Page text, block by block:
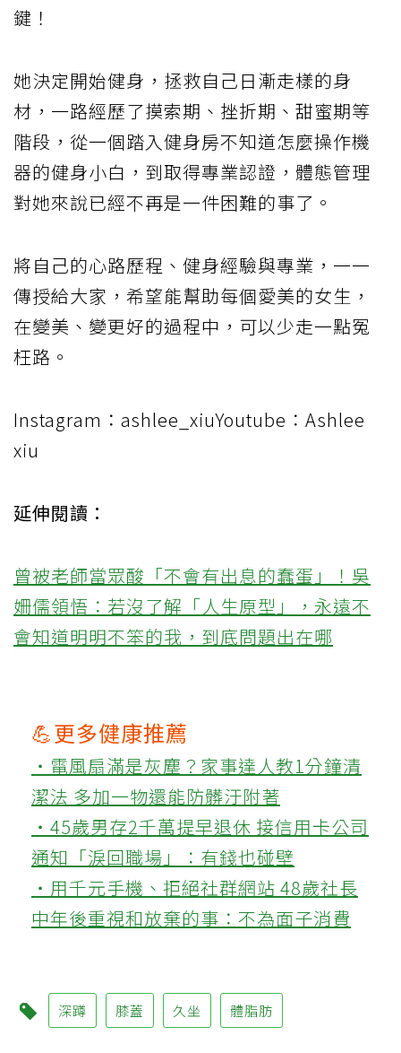
鍵！
她決定開始健身，拯救自己日漸走樣的身
材，一路經歷了摸索期、挫折期、甜蜜期等
階段，從一個踏入健身房不知道怎麼操作機
器的健身小白，到取得專業認證，體態管理
對她來說已經不再是一件困難的事了。
將自己的心路歷程、健身經驗與專業，一一
傳授給大家，希望能幫助每個愛美的女生，
在變美、變更好的過程中，可以少走一點冤
枉路。
Instagram：ashlee_xiuYoutube：Ashlee
xiu
延伸閱讀：
曾被老師當眾酸「不會有出息的蠢蛋」！吳
姍儒領悟：若沒了解「人生原型」，永遠不
會知道明明不笨的我，到底問題出在哪
💪更多健康推薦
‧電風扇滿是灰塵？家事達人教1分鐘清
潔法 多加一物還能防髒汙附著
‧45歲男存2千萬提早退休 接信用卡公司
通知「淚回職場」：有錢也碰壁
‧用千元手機、拒絕社群網站 48歲社長
中年後重視和放棄的事：不為面子消費
深蹲 膝蓋 久坐 體脂肪